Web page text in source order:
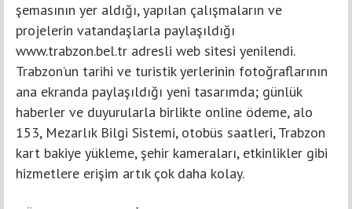
şemasının yer aldığı, yapılan çalışmaların ve
projelerin vatandaşlarla paylaşıldığı
www.trabzon.bel.tr adresli web sitesi yenilendi.
Trabzon’un tarihi ve turistik yerlerinin fotoğraflarının
ana ekranda paylaşıldığı yeni tasarımda; günlük
haberler ve duyurularla birlikte online ödeme, alo
153, Mezarlık Bilgi Sistemi, otobüs saatleri, Trabzon
kart bakiye yükleme, şehir kameraları, etkinlikler gibi
hizmetlere erişim artık çok daha kolay.